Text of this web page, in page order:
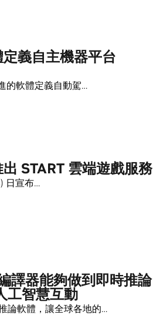
義自主機器平台
的軟體定義自動駕…
START 雲端遊戲服務
日宣布…
譯器能夠做到即時推論
工智慧互動
論軟體，讓全球各地的…